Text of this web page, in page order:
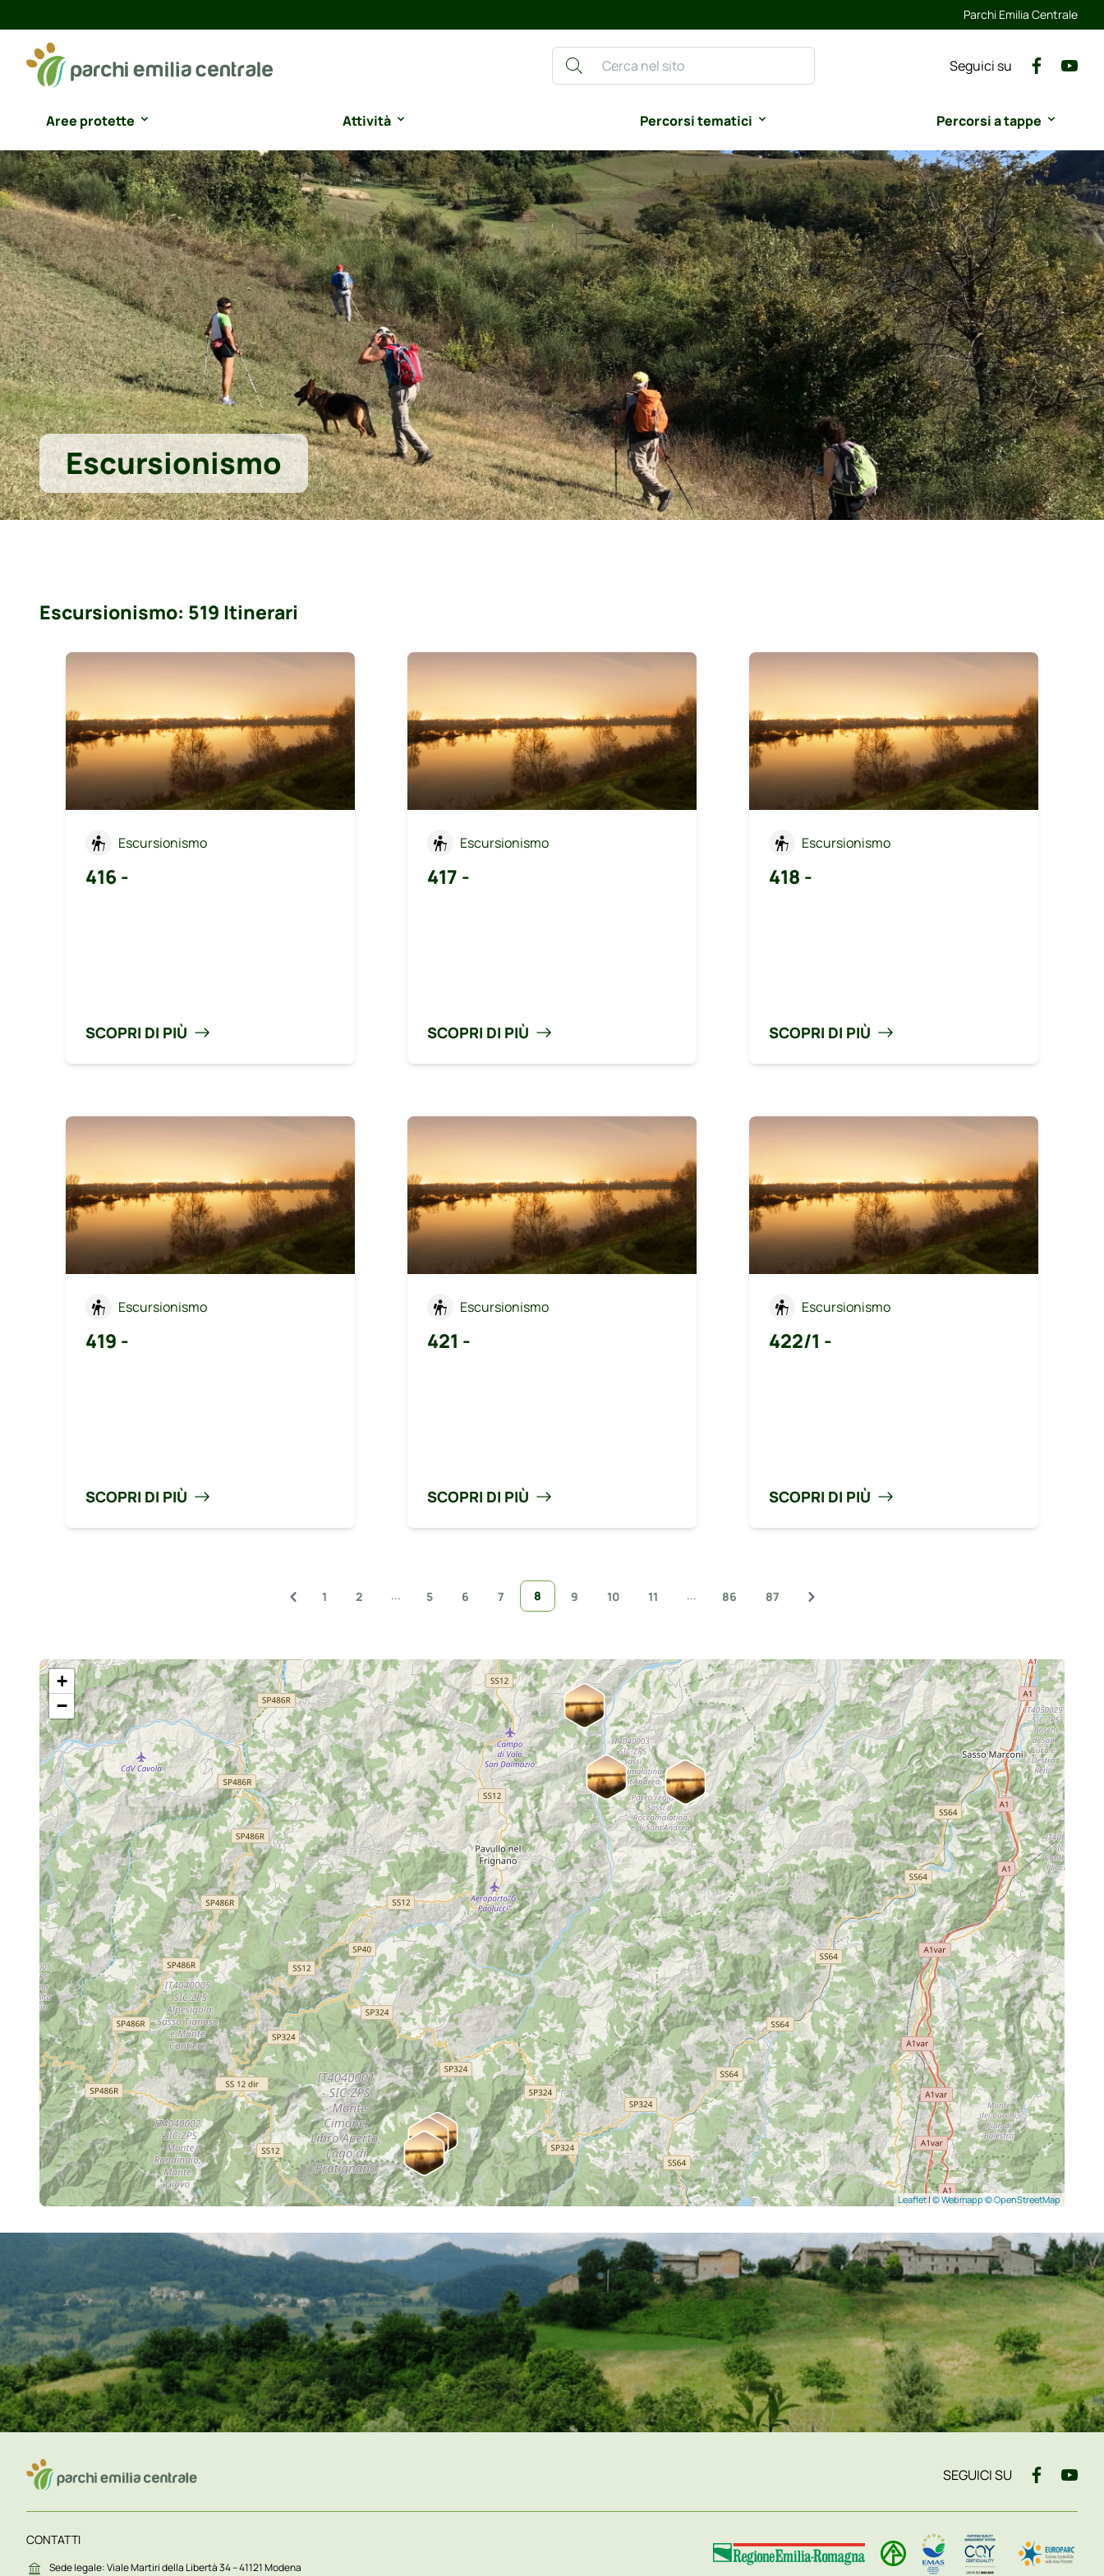
Parchi Emilia Centrale
Seguici su
Aree protette Attività Percorsi tematici Percorsi a tappe
Escursionismo
Escursionismo: 519 Itinerari
Escursionismo
416 -
SCOPRI DI PIÙ
Escursionismo
417 -
SCOPRI DI PIÙ
Escursionismo
418 -
SCOPRI DI PIÙ
Escursionismo
419 -
SCOPRI DI PIÙ
Escursionismo
421 -
SCOPRI DI PIÙ
Escursionismo
422/1 -
SCOPRI DI PIÙ
1 2 ... 5 6 7 8 9 10 11 ... 86 87
+
−
Leaflet|© Webmapp © OpenStreetMap
SEGUICI SU
CONTATTI
Sede legale: Viale Martiri della Libertà 34 – 41121 Modena